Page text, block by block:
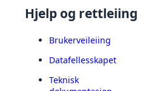
Hjelp og rettleiing
Brukerveileiing
Datafellesskapet
Teknisk